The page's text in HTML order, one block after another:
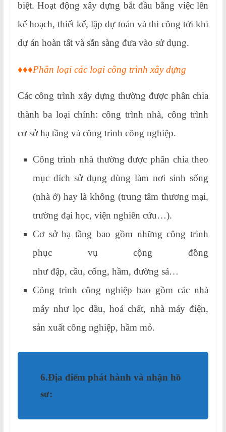
biệt. Hoạt động xây dựng bắt đầu bằng việc lên
kế hoạch, thiết kế, lập dự toán và thi công tới khi
dự án hoàn tất và sẵn sàng đưa vào sử dụng.
♦♦♦Phân loại các loại công trình xây dựng
Các công trình xây dựng thường được phân chia
thành ba loại chính: công trình nhà, công trình
cơ sở hạ tầng và công trình công nghiệp.
Công trình nhà thường được phân chia theo
mục đích sử dụng dùng làm nơi sinh sống
(nhà ở) hay là không (trung tâm thương mại,
trường đại học, viện nghiên cứu…).
Cơ sở hạ tầng bao gồm những công trình
phục vụ cộng đồng
như đập, cầu, cống, hầm, đường sá…
Công trình công nghiệp bao gồm các nhà
máy như lọc dầu, hoá chất, nhà máy điện,
sản xuất công nghiệp, hầm mỏ.
6.Địa điểm phát hành và nhận hồ
sơ: